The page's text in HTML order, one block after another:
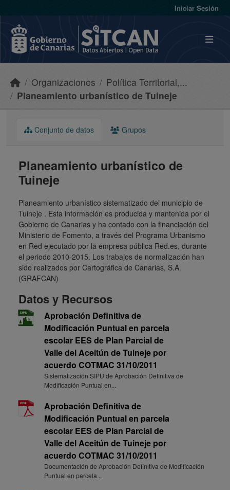
Iniciar Sesión
Organizaciones
Política Territorial,...
Planeamiento urbanístico de Tuineje
Conjunto de datos Grupos
Planeamiento urbanístico de
Tuineje
Planeamiento urbanístico sistematizado del municipio de
Tuineje . Esta información es producida y mantenida por el
Gobierno de Canarias y ha contado con la financiación del
Ministerio de Fomento, a través del Programa Urbanismo
en Red ejecutado por la empresa pública Red.es, durante
el periodo 2010-2015. Los trabajos de normalización han
sido realizados por Cartográfica de Canarias, S.A.
(GRAFCAN)
Datos y Recursos
Aprobación Definitiva de
Modificación Puntual en parcela
escolar EES de Plan Parcial de
Valle del Aceitún de Tuineje por
acuerdo COTMAC 31/10/2011
Sistematización SIPU de Aprobación Definitiva de
Modificación Puntual en...
Aprobación Definitiva de
Modificación Puntual en parcela
escolar EES de Plan Parcial de
Valle del Aceitún de Tuineje por
acuerdo COTMAC 31/10/2011
Documentación de Aprobación Definitiva de Modificación
Puntual en parcela...